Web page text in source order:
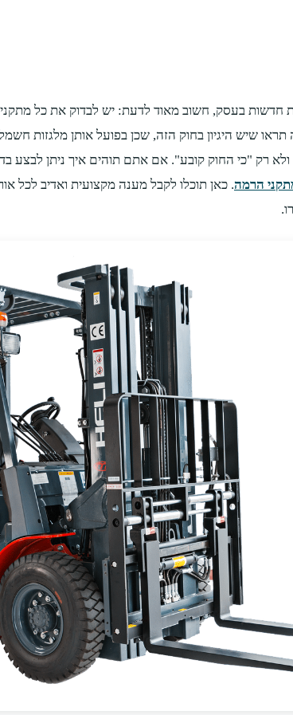
חדשות בעסק, חשוב מאוד לדעת: יש לבדוק את כל
אחת ל14 חודשים. אם תחשבו על זה תראו שיש היגיון בחוק הזה, שכן
רק "כי החוק קובע". אם אתם תוהים איך ניתן לבצע
הרמה. כאן תוכלו לקבל מענה מקצועית ואדיב לכל